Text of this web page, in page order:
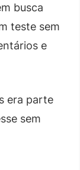
busca
teste sem
e
era parte
sem